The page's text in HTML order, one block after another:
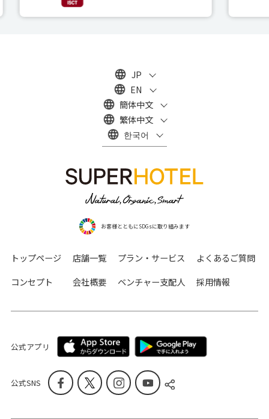
JP
EN
簡体中文
繁体中文
한국어
お客様とともにSDGsに取り組みます
トップページ 店舗一覧 プラン・サービス
よくあるご質問
コンセプト
会社概要 ベンチャー支配人 採用情報
公式アプリ
公式SNS